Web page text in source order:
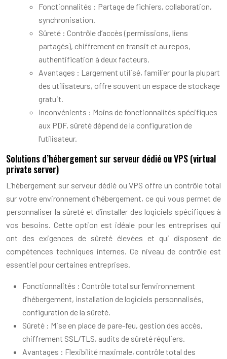
Fonctionnalités : Partage de fichiers, collaboration,
synchronisation.
Sûreté : Contrôle d’accès (permissions, liens
partagés), chiffrement en transit et au repos,
authentification à deux facteurs.
Avantages : Largement utilisé, familier pour la plupart
des utilisateurs, offre souvent un espace de stockage
gratuit.
Inconvénients : Moins de fonctionnalités spécifiques
aux PDF, sûreté dépend de la configuration de
l’utilisateur.
Solutions d’hébergement sur serveur dédié ou VPS (virtual
private server)
L’hébergement sur serveur dédié ou VPS offre un contrôle total
sur votre environnement d’hébergement, ce qui vous permet de
personnaliser la sûreté et d’installer des logiciels spécifiques à
vos besoins. Cette option est idéale pour les entreprises qui
ont des exigences de sûreté élevées et qui disposent de
compétences techniques internes. Ce niveau de contrôle est
essentiel pour certaines entreprises.
Fonctionnalités : Contrôle total sur l’environnement
d’hébergement, installation de logiciels personnalisés,
configuration de la sûreté.
Sûreté : Mise en place de pare-feu, gestion des accès,
chiffrement SSL/TLS, audits de sûreté réguliers.
Avantages : Flexibilité maximale, contrôle total des